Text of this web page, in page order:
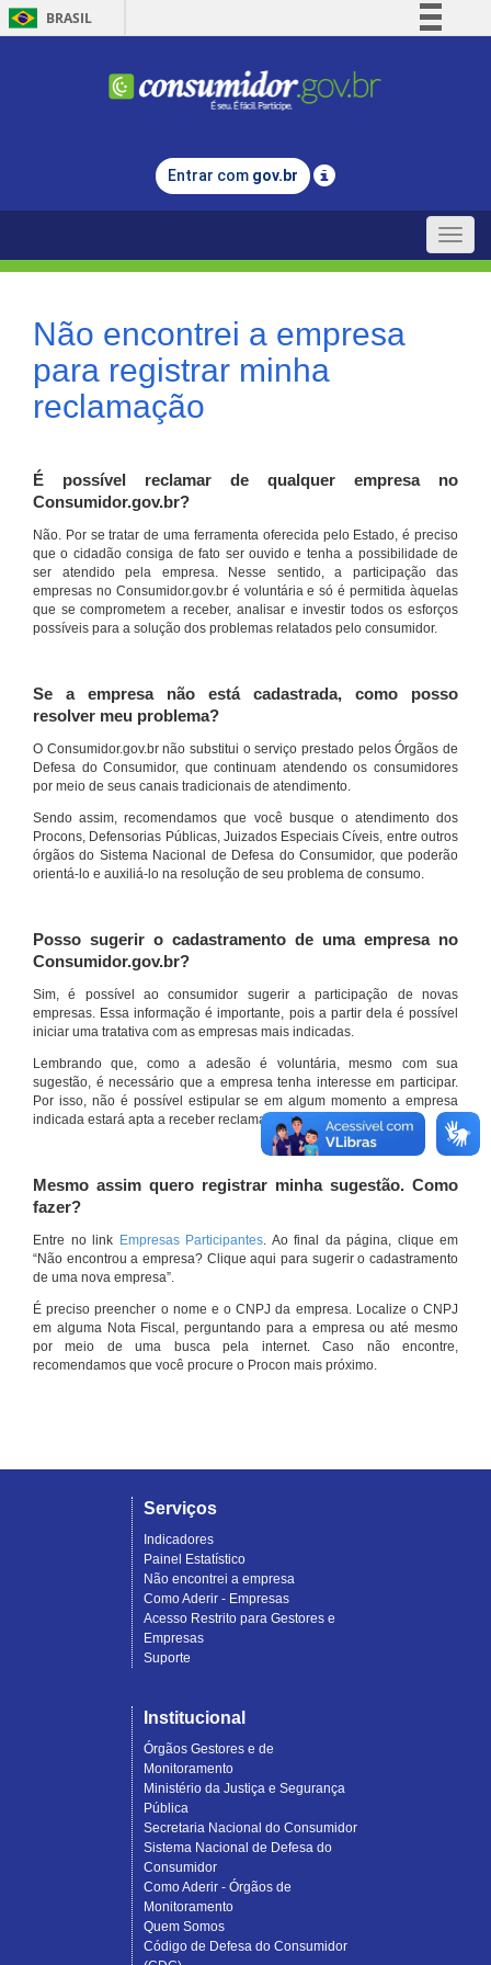
BRASIL
Comunica BR
Legislação
Entrar com gov.br
Toggle
Não encontrei a empresa
para registrar minha
reclamação
É possível reclamar de qualquer empresa no
Consumidor.gov.br?
Não. Por se tratar de uma ferramenta oferecida pelo Estado, é preciso
que o cidadão consiga de fato ser ouvido e tenha a possibilidade de
ser atendido pela empresa. Nesse sentido, a participação das
empresas no Consumidor.gov.br é voluntária e só é permitida àquelas
que se comprometem a receber, analisar e investir todos os esforços
possíveis para a solução dos problemas relatados pelo consumidor.
Se a empresa não está cadastrada, como posso
resolver meu problema?
O Consumidor.gov.br não substitui o serviço prestado pelos Órgãos de
Defesa do Consumidor, que continuam atendendo os consumidores
por meio de seus canais tradicionais de atendimento.
Sendo assim, recomendamos que você busque o atendimento dos
Procons, Defensorias Públicas, Juizados Especiais Cíveis, entre outros
órgãos do Sistema Nacional de Defesa do Consumidor, que poderão
orientá-lo e auxiliá-lo na resolução de seu problema de consumo.
Posso sugerir o cadastramento de uma empresa no
Consumidor.gov.br?
Sim, é possível ao consumidor sugerir a participação de novas
empresas. Essa informação é importante, pois a partir dela é possível
iniciar uma tratativa com as empresas mais indicadas.
Lembrando que, como a adesão é voluntária, mesmo com sua
sugestão, é necessário que a empresa tenha interesse em participar.
Por isso, não é possível estipular se em algum momento a empresa
indicada estará apta a receber reclamações por meio do site.
Mesmo assim quero registrar minha sugestão. Como
fazer?
Entre no link Empresas Participantes. Ao final da página, clique em
“Não encontrou a empresa? Clique aqui para sugerir o cadastramento
de uma nova empresa”.
É preciso preencher o nome e o CNPJ da empresa. Localize o CNPJ
em alguma Nota Fiscal, perguntando para a empresa ou até mesmo
por meio de uma busca pela internet. Caso não encontre,
recomendamos que você procure o Procon mais próximo.
Serviços
Indicadores
Painel Estatístico
Não encontrei a empresa
Como Aderir - Empresas
Acesso Restrito para Gestores e
Empresas
Suporte
Institucional
Órgãos Gestores e de
Monitoramento
Ministério da Justiça e Segurança
Pública
Secretaria Nacional do Consumidor
Sistema Nacional de Defesa do
Consumidor
Como Aderir - Órgãos de
Monitoramento
Quem Somos
Código de Defesa do Consumidor